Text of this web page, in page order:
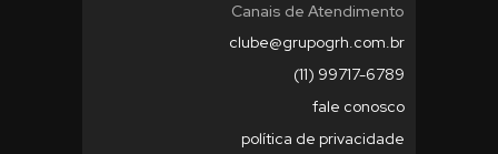
Canais de Atendimento
clube@grupogrh.com.br
(11) 99717-6789
fale conosco
política de privacidade